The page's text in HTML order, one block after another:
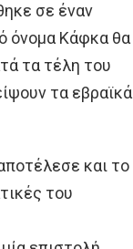
σε έναν
όνομα Κάφκα θα
τα τέλη του
τα εβραϊκά
και το
του